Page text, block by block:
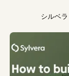
シルベラ